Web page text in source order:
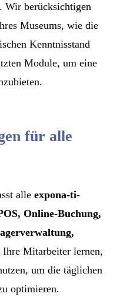
Wir berücksichtigen
Museums, wie die
Kenntnisstand
Module, um eine
für alle
alle expona-ti-
Online-Buchung,
Ihre Mitarbeiter lernen,
um die täglichen
optimieren.